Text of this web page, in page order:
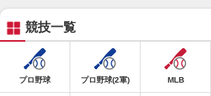
競技一覧
プロ野球 プロ野球(2軍) MLB